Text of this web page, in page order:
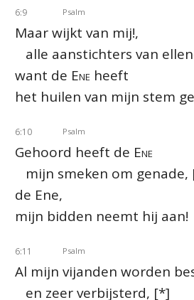
6:9 Psalm
Maar wijkt van mij!,
alle aanstichters van
want de Ene heeft
het huilen van mijn stem
6:10 Psalm
Gehoord heeft de Ene
mijn smeken om genade,
de Ene,
mijn bidden neemt hij aan!
6:11 Psalm
Al mijn vijanden worden
en zeer verbijsterd, [*]